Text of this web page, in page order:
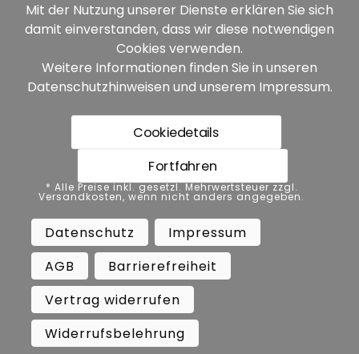
Unsere Partner:
* Alle Preise inkl. gesetzl. Mehrwertsteuer zzgl.
Versandkosten, wenn nicht anders angegeben.
Datenschutz Impressum
Barrierefreiheit
Vertrag widerrufen
Widerrufsbelehrung
Copyright ©Busch.
All Rights Reserved.
Mit der Nutzung unserer Dienste erklären Sie sich
damit einverstanden, dass wir diese notwendigen
Cookies verwenden.
Weitere Informationen finden Sie in unseren
Datenschutzhinweisen und unserem Impressum.
Cookiedetails
Fortfahren
* Alle Preise inkl. gesetzl. Mehrwertsteuer zzgl.
Versandkosten, wenn nicht anders angegeben.
Datenschutz
Impressum
AGB
Barrierefreiheit
Vertrag widerrufen
Widerrufsbelehrung